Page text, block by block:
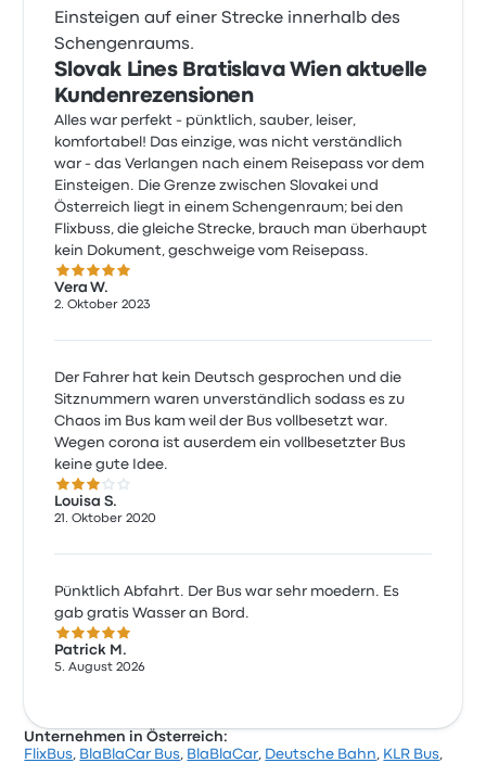
Einsteigen auf einer Strecke innerhalb des
Schengenraums.
Slovak Lines Bratislava Wien aktuelle
Kundenrezensionen
Alles war perfekt - pünktlich, sauber, leiser,
komfortabel! Das einzige, was nicht verständlich
war - das Verlangen nach einem Reisepass vor dem
Einsteigen. Die Grenze zwischen Slovakei und
Österreich liegt in einem Schengenraum; bei den
Flixbuss, die gleiche Strecke, brauch man überhaupt
kein Dokument, geschweige vom Reisepass.
5.0 von 5 Sternen
Vera W.
2. Oktober 2023
Der Fahrer hat kein Deutsch gesprochen und die
Sitznummern waren unverständlich sodass es zu
Chaos im Bus kam weil der Bus vollbesetzt war.
Wegen corona ist auserdem ein vollbesetzter Bus
keine gute Idee.
3.0 von 5 Sternen
Louisa S.
21. Oktober 2020
Pünktlich Abfahrt. Der Bus war sehr moedern. Es
gab gratis Wasser an Bord.
5.0 von 5 Sternen
Patrick M.
5. August 2026
Unternehmen in Österreich:
FlixBus, BlaBlaCar Bus, BlaBlaCar, Deutsche Bahn, KLR Bus,